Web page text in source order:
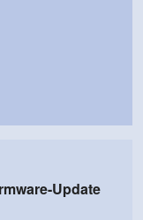
Update